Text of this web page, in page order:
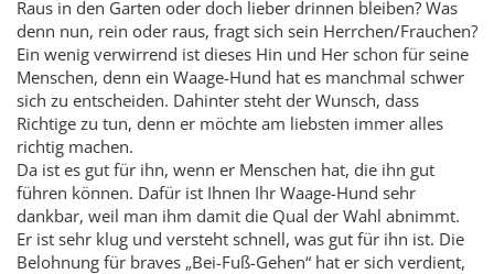
Raus in den Garten oder doch lieber drinnen bleiben? Was
denn nun, rein oder raus, fragt sich sein Herrchen/Frauchen?
Ein wenig verwirrend ist dieses Hin und Her schon für seine
Menschen, denn ein Waage-Hund hat es manchmal schwer
sich zu entscheiden. Dahinter steht der Wunsch, dass
Richtige zu tun, denn er möchte am liebsten immer alles
richtig machen.
Da ist es gut für ihn, wenn er Menschen hat, die ihn gut
führen können. Dafür ist Ihnen Ihr Waage-Hund sehr
dankbar, weil man ihm damit die Qual der Wahl abnimmt.
Er ist sehr klug und versteht schnell, was gut für ihn ist. Die
Belohnung für braves „Bei-Fuß-Gehen“ hat er sich verdient,